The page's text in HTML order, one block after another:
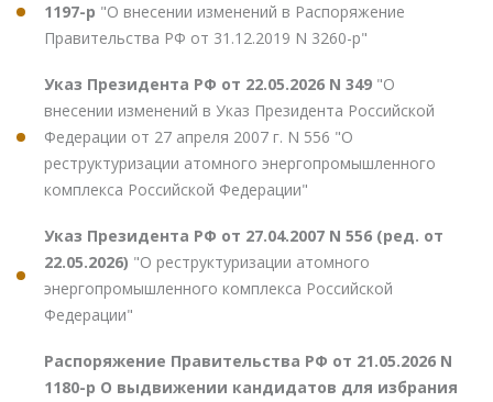
1197-р "О внесении изменений в Распоряжение
Правительства РФ от 31.12.2019 N 3260-р"
Указ Президента РФ от 22.05.2026 N 349 "О
внесении изменений в Указ Президента Российской
Федерации от 27 апреля 2007 г. N 556 "О
реструктуризации атомного энергопромышленного
комплекса Российской Федерации"
Указ Президента РФ от 27.04.2007 N 556 (ред. от
22.05.2026) "О реструктуризации атомного
энергопромышленного комплекса Российской
Федерации"
Распоряжение Правительства РФ от 21.05.2026 N
1180-р О выдвижении кандидатов для избрания